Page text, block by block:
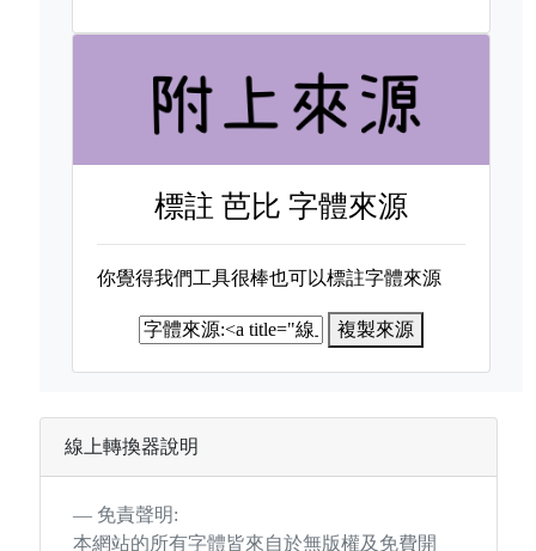
標註芭比 字體來源
你覺得我們工具很棒也可以標註字體來源
複製來源
線上轉換器說明
免責聲明:
本網站的所有字體皆來自於無版權及免費開